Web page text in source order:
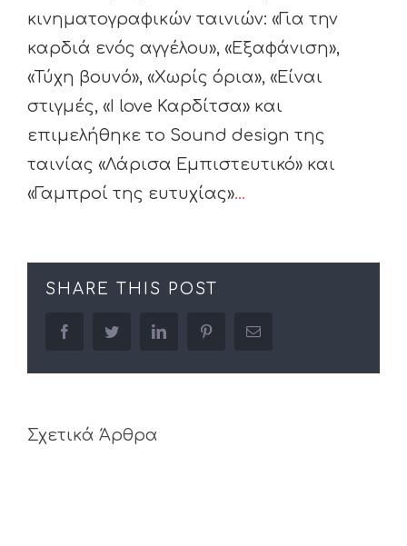
κινηματογραφικών ταινιών: «Για την
καρδιά ενός αγγέλου», «Εξαφάνιση»,
«Τύχη βουνό», «Χωρίς όρια», «Είναι
στιγμές, «I love Καρδίτσα» και
επιμελήθηκε το Sound design της
ταινίας «Λάρισα Εμπιστευτικό» και
«Γαμπροί της ευτυχίας»…
SHARE THIS POST
facebooktwitter linkedin pinterestEmail
Σχετικά Άρθρα